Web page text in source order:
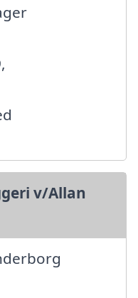
v/Allan